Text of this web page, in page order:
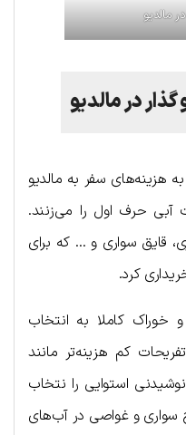
مالدیو
در مالدیو
هزینه‌های سفر به مالدیو
آبی حرف اول را می‌زنند.
قایق سواری و … که برای
کرد.
خوراک کاملا به انتخاب
کم هزینه‌تر مانند
استوایی را نتخاب
سواری و غواصی در آب‌های